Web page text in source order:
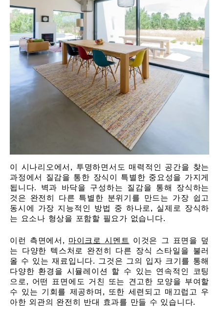
이 시나리오에서, 투명하면서도 매력적인 공간을 찾는
과정에서 질감을 통한 장식이 특별한 중요성을 가지게
됩니다. 벽과 바닥을 구성하는 질감을 통해 장식하는
것은 완전히 다른 특별한 분위기를 만드는 가장 쉽고
동시에 가장 지능적인 방법 중 하나로, 실제로 장식하
는 요소나 형상을 포함할 필요가 없습니다.
이런 측면에서, 마이크로 시멘트 이것은 그 표면을 덮
는 다양한 텍스처로 완전히 다른 장식 스타일을 불러
올 수 있는 재료입니다. 그것은 그의 입자 크기를 통해
다양한 환경을 시뮬레이션 할 수 있는 연속적인 코팅
으로, 어떤 표면에도 거친 또는 견고한 모양을 부여할
수 있는 기회를 제공하며, 또한 세련되고 매끄럽고 우
아한 외관의 완전히 반대 효과를 만들 수 있습니다.